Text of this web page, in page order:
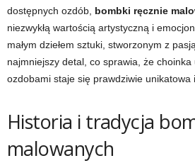
dostępnych ozdób, bombki ręcznie
niezwykłą wartością artystyczną i
małym dziełem sztuki, stworzonym z
najmniejszy detal, co sprawia, że
ozdobami staje się prawdziwie unikatowa
Historia i tradycja
malowanych